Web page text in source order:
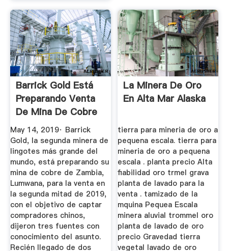
Barrick Gold Está
Preparando Venta
De Mina De Cobre
De ...
May 14, 2019· Barrick
Gold, la segunda minera de
lingotes más grande del
mundo, está preparando su
mina de cobre de Zambia,
Lumwana, para la venta en
la segunda mitad de 2019,
con el objetivo de captar
compradores chinos,
dijeron tres fuentes con
conocimiento del asunto.
Recién llegado de dos
La Minera De Oro
En Alta Mar Alaska
tierra para mineria de oro a
pequena escala. tierra para
mineria de oro a pequena
escala . planta precio Alta
fiabilidad oro trmel grava
planta de lavado para la
venta . tamizado de la
mquina Pequea Escala
minera aluvial trommel oro
planta de lavado de oro
precio Gravedad tierra
vegetal lavado de oro